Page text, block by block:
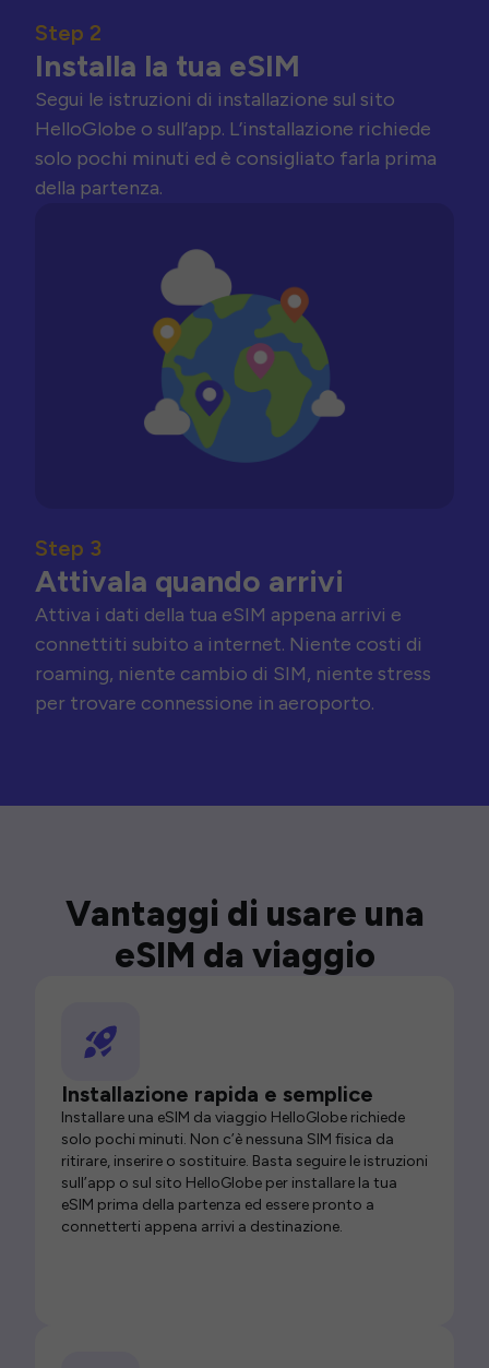
Step 2
Installa la tua eSIM
Segui le istruzioni di installazione sul sito
HelloGlobe o sull’app. L’installazione richiede
solo pochi minuti ed è consigliato farla prima
della partenza.
Step 3
Attivala quando arrivi
Attiva i dati della tua eSIM appena arrivi e
connettiti subito a internet. Niente costi di
roaming, niente cambio di SIM, niente stress
per trovare connessione in aeroporto.
Vantaggi di usare una
eSIM da viaggio
Installazione rapida e semplice
Installare una eSIM da viaggio HelloGlobe richiede
solo pochi minuti. Non c’è nessuna SIM fisica da
ritirare, inserire o sostituire. Basta seguire le istruzioni
sull’app o sul sito HelloGlobe per installare la tua
eSIM prima della partenza ed essere pronto a
connetterti appena arrivi a destinazione.